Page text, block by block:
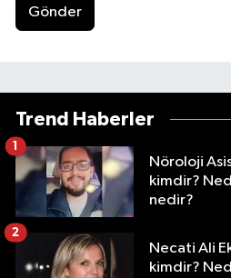
Gönder
Trend Haberler
Nöroloji
kimdir?
nedir?
1
Necati Ali
kimdir?
2